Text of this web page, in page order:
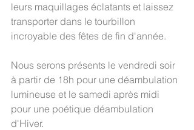
leurs maquillages éclatants et laissez
transporter dans le tourbillon
incroyable des fêtes de fin d'année.
Nous serons présents le vendredi soir
à partir de 18h pour une déambulation
lumineuse et le samedi après midi
pour une poétique déambulation
d'Hiver.